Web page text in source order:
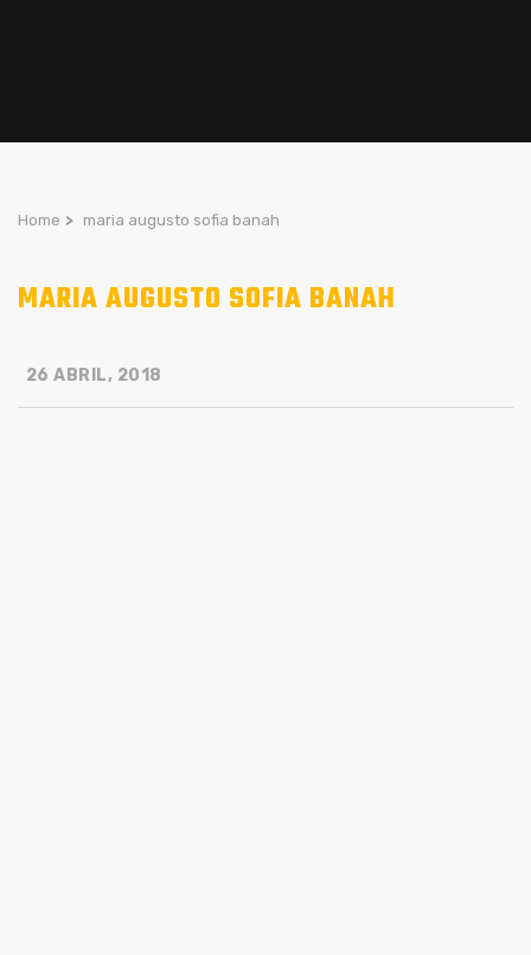
Home > maria augusto sofia banah
MARIA AUGUSTO SOFIA BANAH
26 ABRIL, 2018